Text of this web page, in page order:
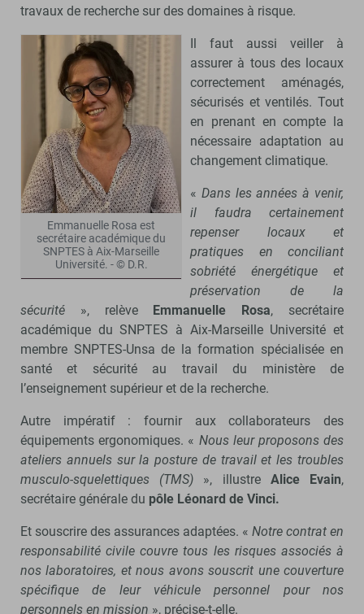
travaux de recherche sur des domaines à risque.
Emmanuelle Rosa est
secrétaire académique du
SNPTES à Aix-Marseille
Université. - © D.R.
Il faut aussi veiller à
assurer à tous des locaux
correctement aménagés,
sécurisés et ventilés. Tout
en prenant en compte la
nécessaire adaptation au
changement climatique.
« Dans les années à venir,
il faudra certainement
repenser locaux et
pratiques en conciliant
sobriété énergétique et
préservation de la
sécurité », relève Emmanuelle Rosa, secrétaire
académique du SNPTES à Aix-Marseille Université et
membre SNPTES-Unsa de la formation spécialisée en
santé et sécurité au travail du ministère de
l’enseignement supérieur et de la recherche.
Autre impératif : fournir aux collaborateurs des
équipements ergonomiques. « Nous leur proposons des
ateliers annuels sur la posture de travail et les troubles
musculo-squelettiques (TMS) », illustre Alice Evain,
secrétaire générale du pôle Léonard de Vinci.
Et souscrire des assurances adaptées. « Notre contrat en
responsabilité civile couvre tous les risques associés à
nos laboratoires, et nous avons souscrit une couverture
spécifique de leur véhicule personnel pour nos
personnels en mission », précise-t-elle.